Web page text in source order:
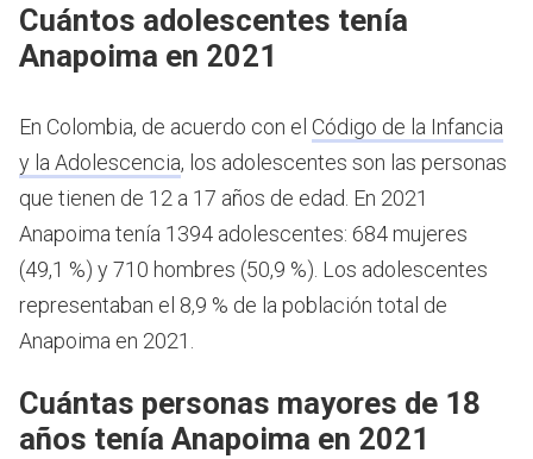
Cuántos adolescentes tenía
Anapoima en 2021
En Colombia, de acuerdo con el Código de la Infancia
y la Adolescencia, los adolescentes son las personas
que tienen de 12 a 17 años de edad. En 2021
Anapoima tenía 1394 adolescentes: 684 mujeres
(49,1 %) y 710 hombres (50,9 %). Los adolescentes
representaban el 8,9 % de la población total de
Anapoima en 2021.
Cuántas personas mayores de 18
años tenía Anapoima en 2021